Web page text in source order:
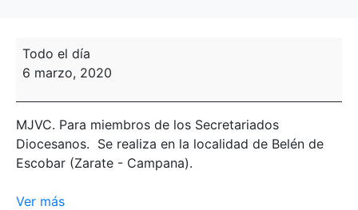
Todo el día
6 marzo, 2020
MJVC. Para miembros de los Secretariados
Diocesanos. Se realiza en la localidad de Belén de
Escobar (Zarate - Campana).
Ver más